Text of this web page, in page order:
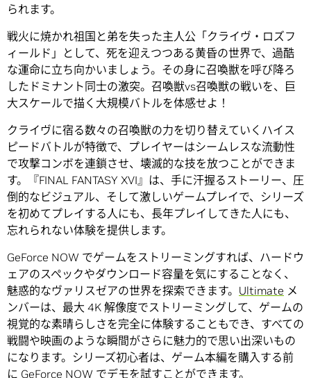
られます。
戦火に焼かれ祖国と弟を失った主人公「クライヴ・ロズフ
ィールド」として、死を迎えつつある黄昏の世界で、過酷
な運命に立ち向かいましょう。その身に召喚獣を呼び降ろ
したドミナント同士の激突。召喚獣vs召喚獣の戦いを、巨
大スケールで描く大規模バトルを体感せよ！
クライヴに宿る数々の召喚獣の力を切り替えていくハイス
ピードバトルが特徴で、プレイヤーはシームレスな流動性
で攻撃コンボを連鎖させ、壊滅的な技を放つことができま
す。『FINAL FANTASY XVI』は、手に汗握るストーリー、圧
倒的なビジュアル、そして激しいゲームプレイで、シリーズ
を初めてプレイする人にも、長年プレイしてきた人にも、
忘れられない体験を提供します。
GeForce NOW でゲームをストリーミングすれば、ハードウ
ェアのスペックやダウンロード容量を気にすることなく、
魅惑的なヴァリスゼアの世界を探索できます。 Ultimate メ
ンバーは、最大 4K 解像度でストリーミングして、ゲームの
視覚的な素晴らしさを完全に体験することもでき、すべての
戦闘や映画のような瞬間がさらに魅力的で思い出深いもの
になります。シリーズ初心者は、ゲーム本編を購入する前
に GeForce NOW でデモを試すことができます。